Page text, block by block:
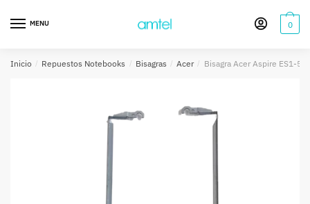
navegación
MENU 0
Inicio / Repuestos Notebooks / Bisagras / Acer / Bisagra Acer Aspire ES1-